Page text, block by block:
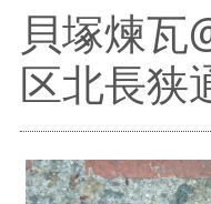
貝塚煉瓦
区北長狭